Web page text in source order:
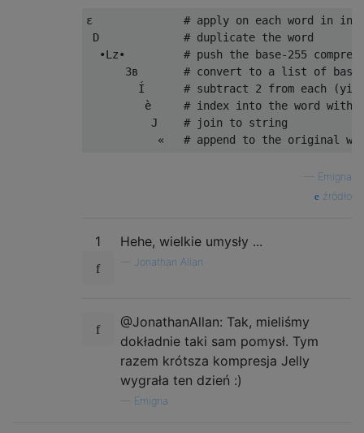
ε              # apply on each word in
D             # duplicate the word
•Lz•         # push the base-255
3в       # convert to a list of
Í      # subtract 2 from each
è     # index into the word with
          J    # join to string
Emigna
źródło
1 Hehe, wielkie umysły ...
Jonathan Allan
@JonathanAllan: Tak, mieliśmy
dokładnie taki sam pomysł. Tym
razem krótsza kompresja Jelly
wygrała ten dzień :)
Emigna